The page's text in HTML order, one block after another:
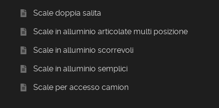
Scale doppia salita
Scale in alluminio articolate multi posizione
Scale in alluminio scorrevoli
Scale in alluminio semplici
Scale per accesso camion